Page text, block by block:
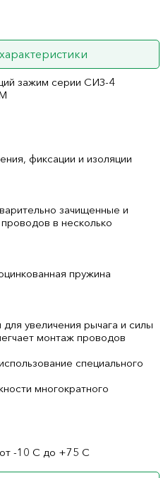
зажим серии СИЗ-4
фиксации и изоляции
зачищенные и
в несколько
пружина
увеличения рычага и силы
монтаж проводов
специального
многократного
от -10 С до +75 С